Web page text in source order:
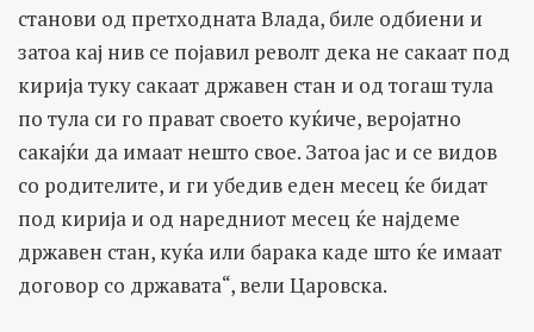
станови од претходната Влада, биле одбиени и
затоа кај нив се појавил револт дека не сакаат под
кирија туку сакаат државен стан и од тогаш тула
по тула си го прават своето куќиче, веројатно
сакајќи да имаат нешто свое. Затоа јас и се видов
со родителите, и ги убедив еден месец ќе бидат
под кирија и од наредниот месец ќе најдеме
државен стан, куќа или барака каде што ќе имаат
договор со државата“, вели Царовска.